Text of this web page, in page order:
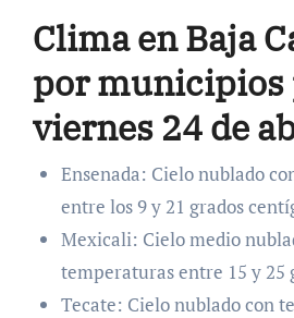
Clima en Baja
por municipios
viernes 24 de
Ensenada: Cielo nublado
entre los 9 y 21 grados
Mexicali: Cielo medio
temperaturas entre 15 y 25
Tecate: Cielo nublado con